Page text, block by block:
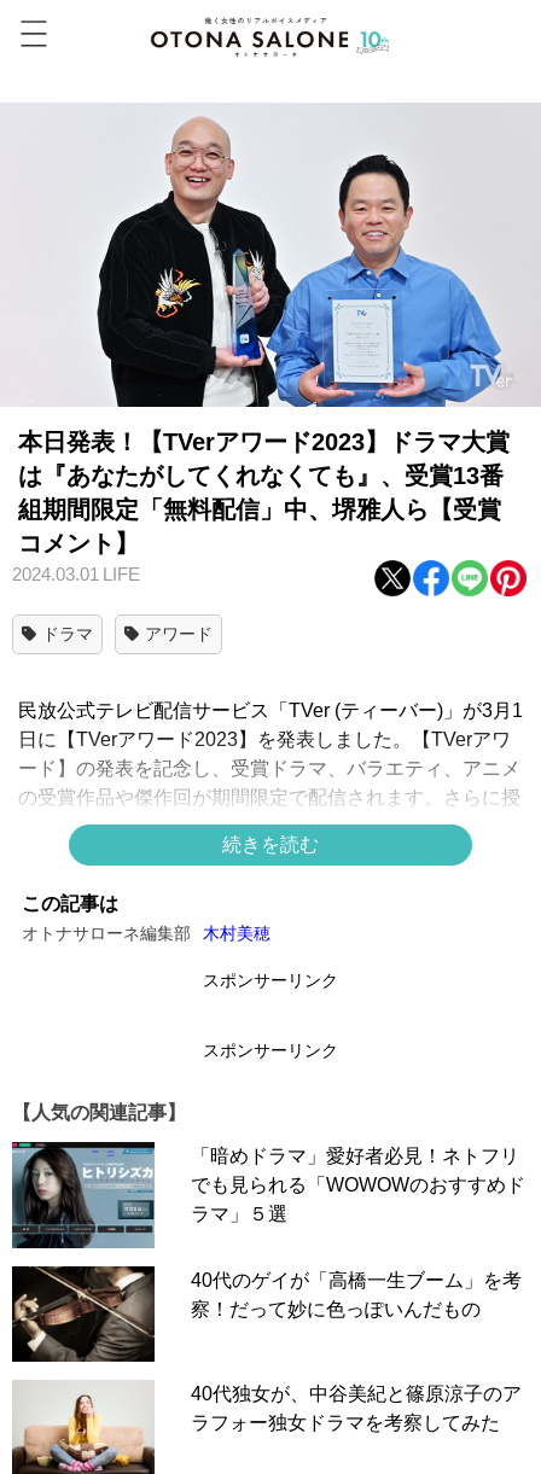
本日発表！【TVerアワード2023】ドラマ大賞
は『あなたがしてくれなくても』、受賞13番
組期間限定「無料配信」中、堺雅人ら【受賞
コメント】
2024.03.01 LIFE
ドラマ アワード
民放公式テレビ配信サービス「TVer (ティーバー)」が3月1
日に【TVerアワード2023】を発表しました。【TVerアワ
ード】の発表を記念し、受賞ドラマ、バラエティ、アニメ
の受賞作品や傑作回が期間限定で配信されます。さらに授
賞式の模様や受賞者の喜びの声など、TVer限定スペシャル
動画も特別配信。TVerはすべて無料で見放題です。
【TVerアワード2023】受賞番組
ドラマ大賞 『あなたがしてくれなくても』 (フジテレビ)
バラエティ大賞 『水曜日のダウンタウン』 (TBSテレビ)
特別賞『VIVANT』 (TBSテレビ)
特別賞『夫婦が壊れるとき』 (日本テレビ)
続きを読む
この記事は
オトナサローネ編集部 木村美穂
スポンサーリンク
スポンサーリンク
【人気の関連記事】
「暗めドラマ」愛好者必見！ネトフリ
でも見られる「WOWOWのおすすめド
ラマ」５選
40代のゲイが「高橋一生ブーム」を考
察！だって妙に色っぽいんだもの
40代独女が、中谷美紀と篠原涼子のア
ラフォー独女ドラマを考察してみた